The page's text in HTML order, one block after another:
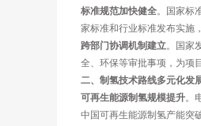
标准规范加快健全。国家标
家标准和行业标准发布实施
跨部门协调机制建立。国家
全、环保等审批事项，为项
二、制氢技术路线多元化发
可再生能源制氢规模提升。
中国可再生能源制氢产能突